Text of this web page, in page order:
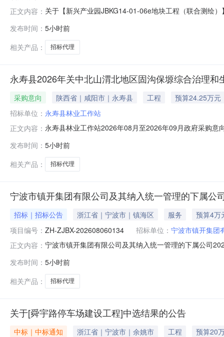
正文内容： 关于【新兴产业园JBKG14-01-06e地块工程（联合测绘
79000万元采购项目名称：新兴产业园JBKG14-01-06e
发布时间： 5小时前
相关产品：
招标代理
永寿县2026年关中北山渭北地区固沟保塬综合治理和
采购意向 陕西省｜咸阳市｜永寿县 工程
预算24.25万元
招标单位： 永寿县林业工作站
正文内容： 永寿县林业工作站2026年08月至2026年09月政府采购
县2026年关中北山渭北地区固沟保塬综合治理和生态保
发布时间： 5小时前
相关产品：
招标代理
宁波市镇开集团有限公司及其纳入统一管理的下属
招标｜招标公告 浙江省｜宁波市｜镇海区 服务
预算4万
项目编号： ZH-ZJBX-202608060134 招标单位： 宁波市镇开集团
正文内容： 宁波市镇开集团有限公司及其纳入统一管理的下属公司
年资金存放定点服务机构招标项目中介服务事项：招标
算：0万元服务内容：
发布时间： 5小时前
相关产品：
招标代理
关于[舜宇路停车场建设工程]中选结果的公告
中标｜中标通知 浙江省｜宁波市｜余姚市 工程
预算20